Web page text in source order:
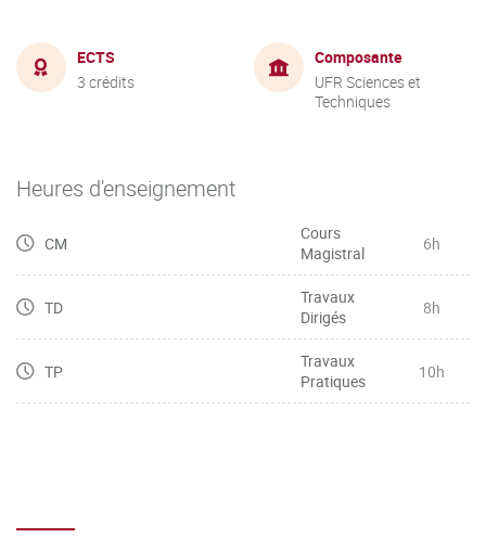
ECTS
3 crédits
Composante
UFR Sciences et
Techniques
Heures d'enseignement
CM
Cours
Magistral
6h
TD
Travaux
Dirigés
8h
TP
Travaux
Pratiques
10h